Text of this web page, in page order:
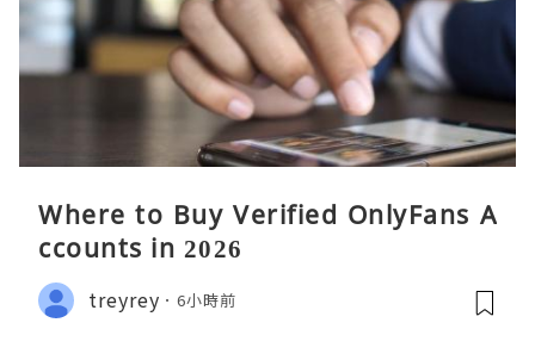
Where to Buy Verified OnlyFans A
ccounts in 2026
treyrey 6小時前